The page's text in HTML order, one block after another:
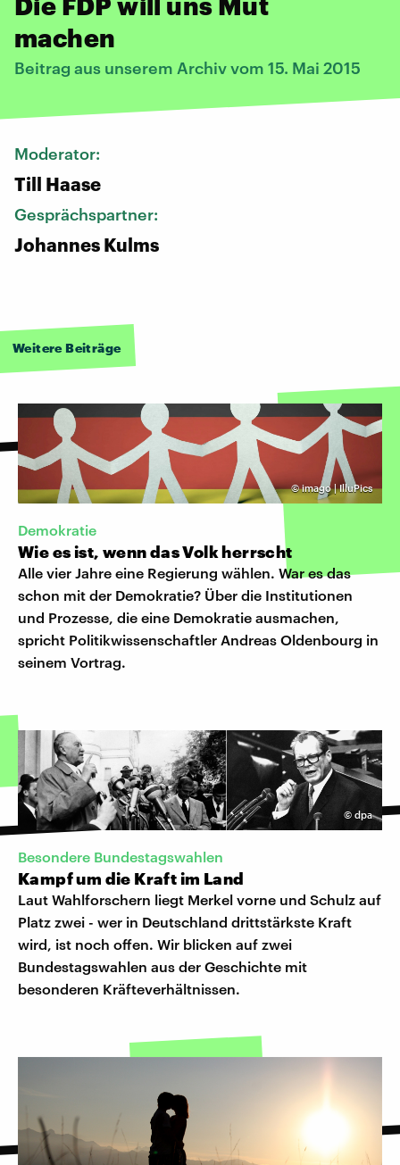
machen
Beitrag aus unserem Archiv vom 15. Mai 2015
Moderator:
Till Haase
Gesprächspartner:
Johannes Kulms
Weitere Beiträge
©imago | IlluPics
Demokratie
Wie es ist, wenn das Volk herrscht
Alle vier Jahre eine Regierung wählen. War es das
schon mit der Demokratie? Über die Institutionen
und Prozesse, die eine Demokratie ausmachen,
spricht Politikwissenschaftler Andreas Oldenbourg in
seinem Vortrag.
© dpa
Besondere Bundestagswahlen
Kampf um die Kraft im Land
Laut Wahlforschern liegt Merkel vorne und Schulz auf
Platz zwei - wer in Deutschland drittstärkste Kraft
wird, ist noch offen. Wir blicken auf zwei
Bundestagswahlen aus der Geschichte mit
besonderen Kräfteverhältnissen.